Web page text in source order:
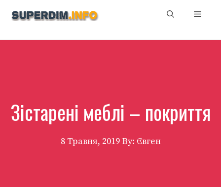
Зістарені меблі – покриття
8 Травня, 2019 By: Євген